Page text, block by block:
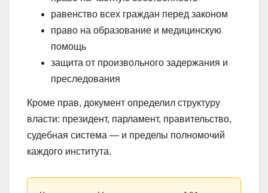
равенство всех граждан перед законом
право на образование и медицинскую
помощь
защита от произвольного задержания и
преследования
Кроме прав, документ определил структуру
власти: президент, парламент, правительство,
судебная система — и пределы полномочий
каждого института.